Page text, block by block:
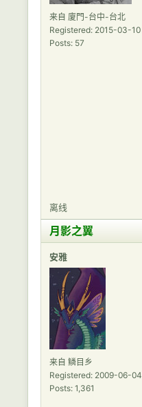
来自 廈門-台中-台北
Registered: 2015-03-10
Posts: 57
离线
月影之翼
安雅
来自 鳞目乡
Registered: 2009-06-04
Posts: 1,361